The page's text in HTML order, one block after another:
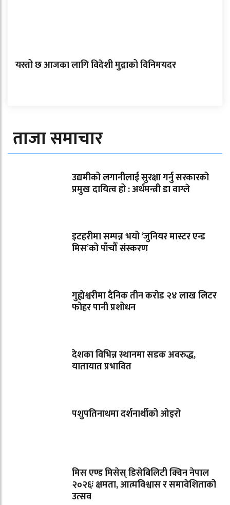
यस्तो छ आजका लागि विदेशी मुद्राको विनिमयदर
ताजा समाचार
उद्यमीको लगानीलाई सुरक्षा गर्नु सरकारको
प्रमुख दायित्व हो : अर्थमन्त्री डा वाग्ले
इटहरीमा सम्पन्न भयो ‘जुनियर मास्टर एन्ड
मिस’को पाँचौँ संस्करण
गुह्येश्वरीमा दैनिक तीन करोड २४ लाख लिटर
फोहर पानी प्रशोधन
देशका विभिन्न स्थानमा सडक अवरुद्ध,
यातायात प्रभावित
पशुपतिनाथमा दर्शनार्थीको ओइरो
मिस एण्ड मिसेस् डिसेबिलिटी क्विन नेपाल
२०२६ः क्षमता, आत्मविश्वास र समावेशिताको
उत्सव